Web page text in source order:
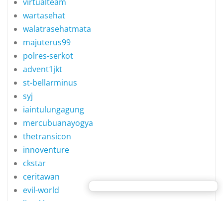
wartasehat
walatrasehatmata
majuterus99
polres-serkot
advent1jkt
st-bellarminus
syj
iaintulungagung
mercubuanayogya
thetransicon
innoventure
ckstar
ceritawan
evil-world